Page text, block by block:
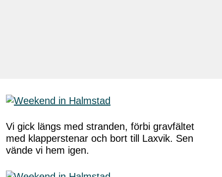
Vi gick längs med stranden, förbi gravfältet
med klapperstenar och bort till Laxvik. Sen
vände vi hem igen.